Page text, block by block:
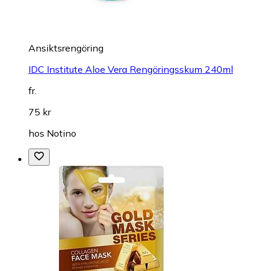
Ansiktsrengöring
IDC Institute Aloe Vera Rengöringsskum 240ml
fr.
75 kr
hos Notino